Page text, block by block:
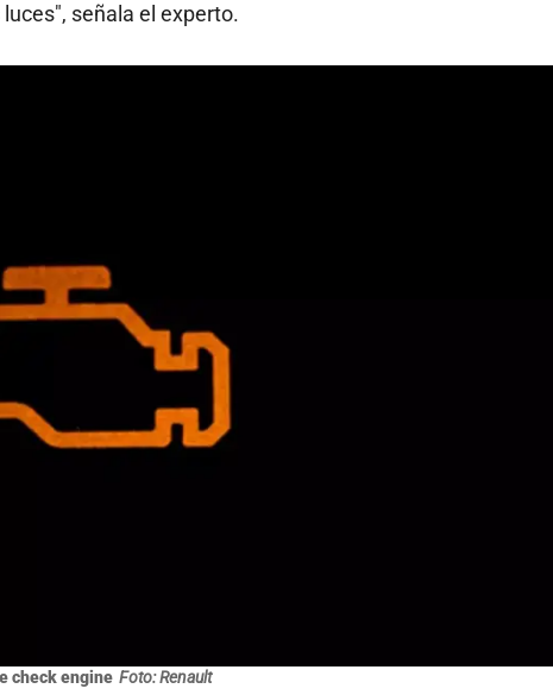
señala el experto.
check engine Foto: Renault